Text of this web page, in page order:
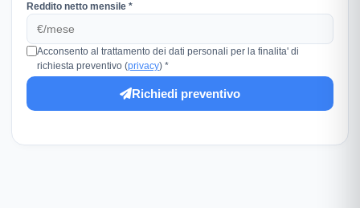
Reddito netto mensile *
Acconsento al trattamento dei dati personali per la finalita' di
richiesta preventivo (privacy) *
Richiedi preventivo